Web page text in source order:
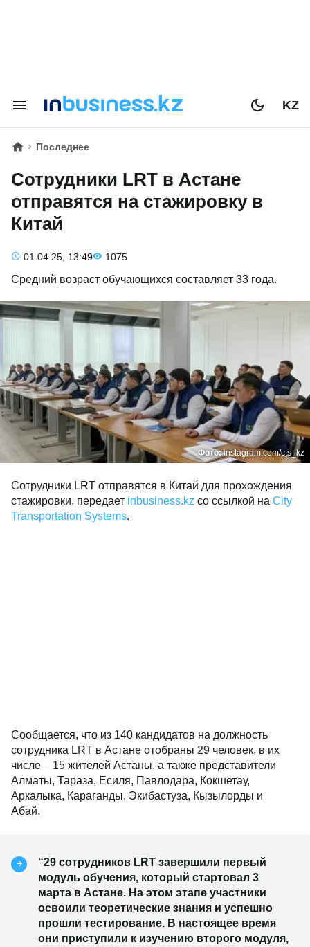
KZ
Последнее
Сотрудники LRT в Астане
отправятся на стажировку в
Китай
01.04.25, 13:49 1075
Средний возраст обучающихся составляет 33 года.
Фото:instagram.com/cts_kz
Сотрудники LRT отправятся в Китай для прохождения
стажировки, передает inbusiness.kz cо ссылкой на City
Transportation Systems.
Сообщается, что из 140 кандидатов на должность
сотрудника LRT в Астане отобраны 29 человек, в их
числе – 15 жителей Астаны, а также представители
Алматы, Тараза, Есиля, Павлодара, Кокшетау,
Аркалыка, Караганды, Экибастуза, Кызылорды и
Абай.
“29 сотрудников LRT завершили первый
модуль обучения, который стартовал 3
марта в Астане. На этом этапе участники
освоили теоретические знания и успешно
прошли тестирование. В настоящее время
они приступили к изучению второго модуля,